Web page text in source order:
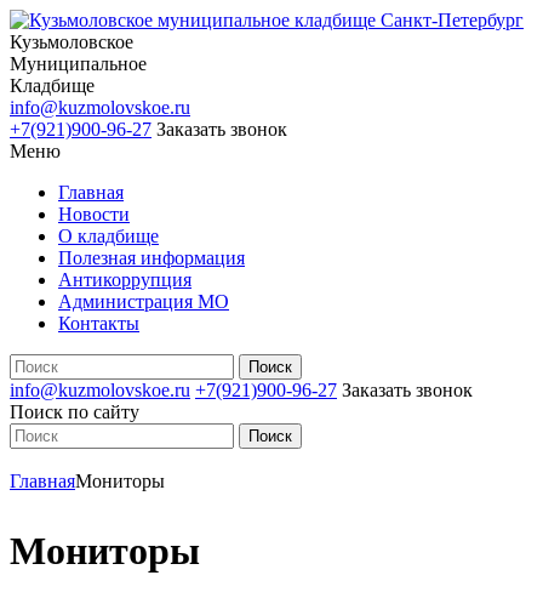
Кузьмоловское
Муниципальное
Кладбище
info@kuzmolovskoe.ru
+7(921)900-96-27 Заказать звонок
Меню
Главная
Новости
О кладбище
Полезная информация
Антикоррупция
Администрация МО
Контакты
info@kuzmolovskoe.ru +7(921)900-96-27 Заказать звонок
Поиск по сайту
ГлавнаяМониторы
Мониторы